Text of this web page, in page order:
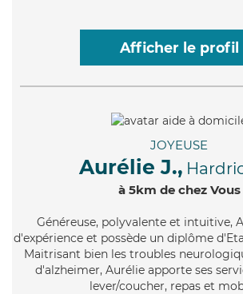
Afficher le profil
JOYEUSE
Aurélie J.,
à 5km de chez Vous
Généreuse, polyvalente et intuitive,
d'expérience et possède un diplôme
Maitrisant bien les troubles
d'alzheimer, Aurélie apporte ses
lever/coucher, repas et